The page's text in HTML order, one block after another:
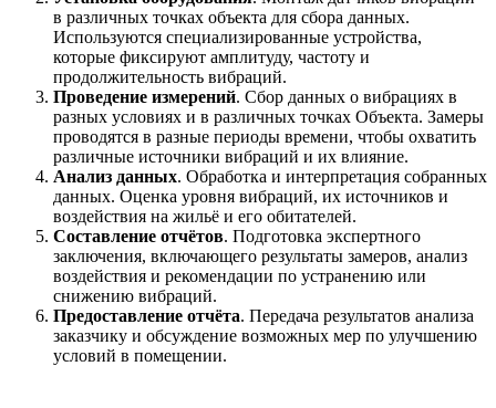
в различных точках объекта для сбора данных.
Используются специализированные устройства,
которые фиксируют амплитуду, частоту и
продолжительность вибраций.
Проведение измерений. Сбор данных о вибрациях в
разных условиях и в различных точках Объекта. Замеры
проводятся в разные периоды времени, чтобы охватить
различные источники вибраций и их влияние.
Анализ данных. Обработка и интерпретация собранных
данных. Оценка уровня вибраций, их источников и
воздействия на жильё и его обитателей.
Составление отчётов. Подготовка экспертного
заключения, включающего результаты замеров, анализ
воздействия и рекомендации по устранению или
снижению вибраций.
Предоставление отчёта. Передача результатов анализа
заказчику и обсуждение возможных мер по улучшению
условий в помещении.